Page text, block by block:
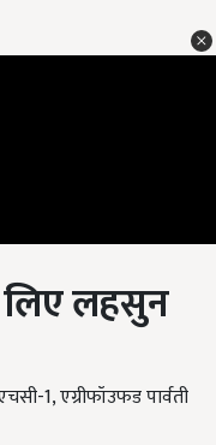
लिए लहसुन
1, एग्रीफॉउफड पार्वती